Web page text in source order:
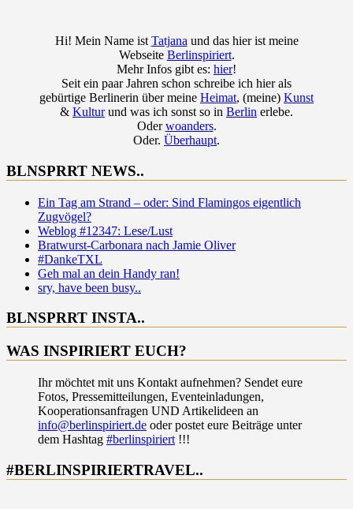
Hi! Mein Name ist Tatjana und das hier ist meine
Webseite Berlinspiriert.
Mehr Infos gibt es: hier!
Seit ein paar Jahren schon schreibe ich hier als
gebürtige Berlinerin über meine Heimat, (meine) Kunst
& Kulturund was ich sonst so in Berlin erlebe.
Oderwoanders.
Oder. Überhaupt.
BLNSPRRT NEWS..
Ein Tag am Strand – oder: Sind Flamingos eigentlich
Zugvögel?
Weblog #12347: Lese/Lust
Bratwurst-Carbonara nach Jamie Oliver
#DankeTXL
Geh mal an dein Handy ran!
sry, have been busy..
BLNSPRRT INSTA..
WAS INSPIRIERT EUCH?
Ihr möchtet mit uns Kontakt aufnehmen? Sendet eure
Fotos, Pressemitteilungen, Eventeinladungen,
Kooperationsanfragen UND Artikelideen an
info@berlinspiriert.de oder postet eure Beiträge unter
dem Hashtag #berlinspiriert !!!
#BERLINSPIRIERTRAVEL..